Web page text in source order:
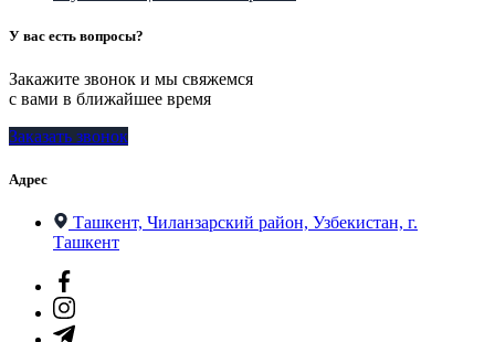
У вас есть вопросы?
Закажите звонок и мы свяжемся
с вами в ближайшее время
Заказать звонок
Адрес
Ташкент, Чиланзарский район, Узбекистан, г.
Ташкент